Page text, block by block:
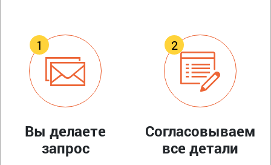
Вы делаете
запрос
Согласовываем
все детали